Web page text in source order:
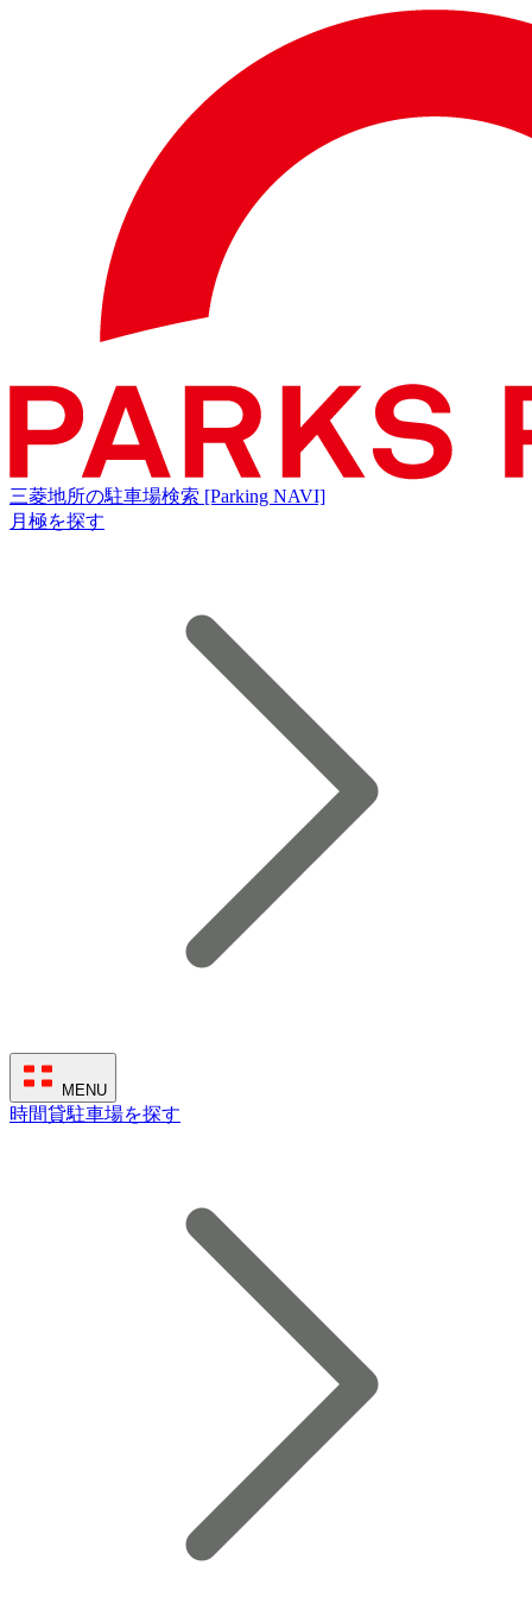
三菱地所の駐車場検索 [Parking NAVI]
月極を探す
MENU
時間貸駐車場を探す